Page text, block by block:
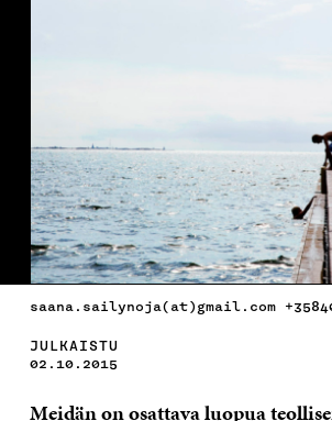
saana.sailynoja(at)gmail.com
JULKAISTU
02.10.2015
Meidän on osattava luopua